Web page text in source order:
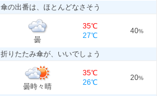
傘の出番は、ほとんどなさそう
曇
35℃
27℃
40%
折りたたみ傘が、いいでしょう
曇時々晴
35℃
26℃
20%